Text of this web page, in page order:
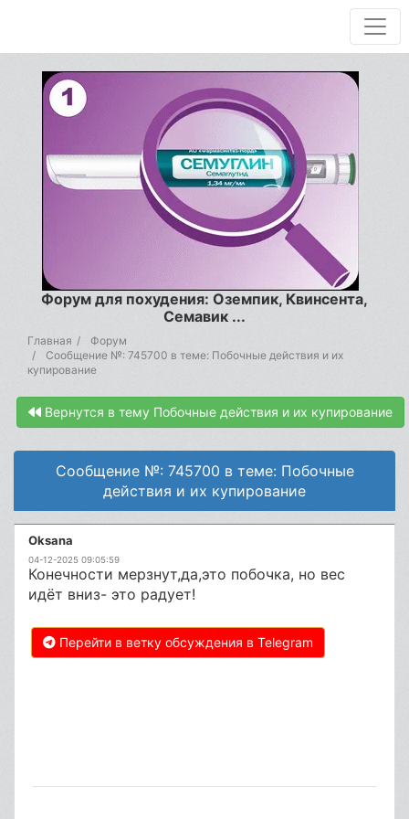
Форум для похудения: Оземпик, Квинсента,
Семавик ...
Главная
Форум
Сообщение №: 745700 в теме: Побочные действия и их
купирование
Вернутся в тему Побочные действия и их купирование
Сообщение №: 745700 в теме: Побочные
действия и их купирование
Oksana
04-12-2025 09:05:59
Конечности мерзнут,да,это побочка, но вес
идёт вниз- это радует!
Перейти в ветку обсуждения в Telegram